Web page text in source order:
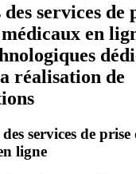
services de
en
réalisation de
services de
ligne